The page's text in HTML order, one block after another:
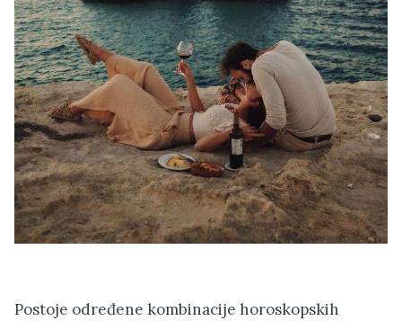
Postoje određene kombinacije horoskopskih